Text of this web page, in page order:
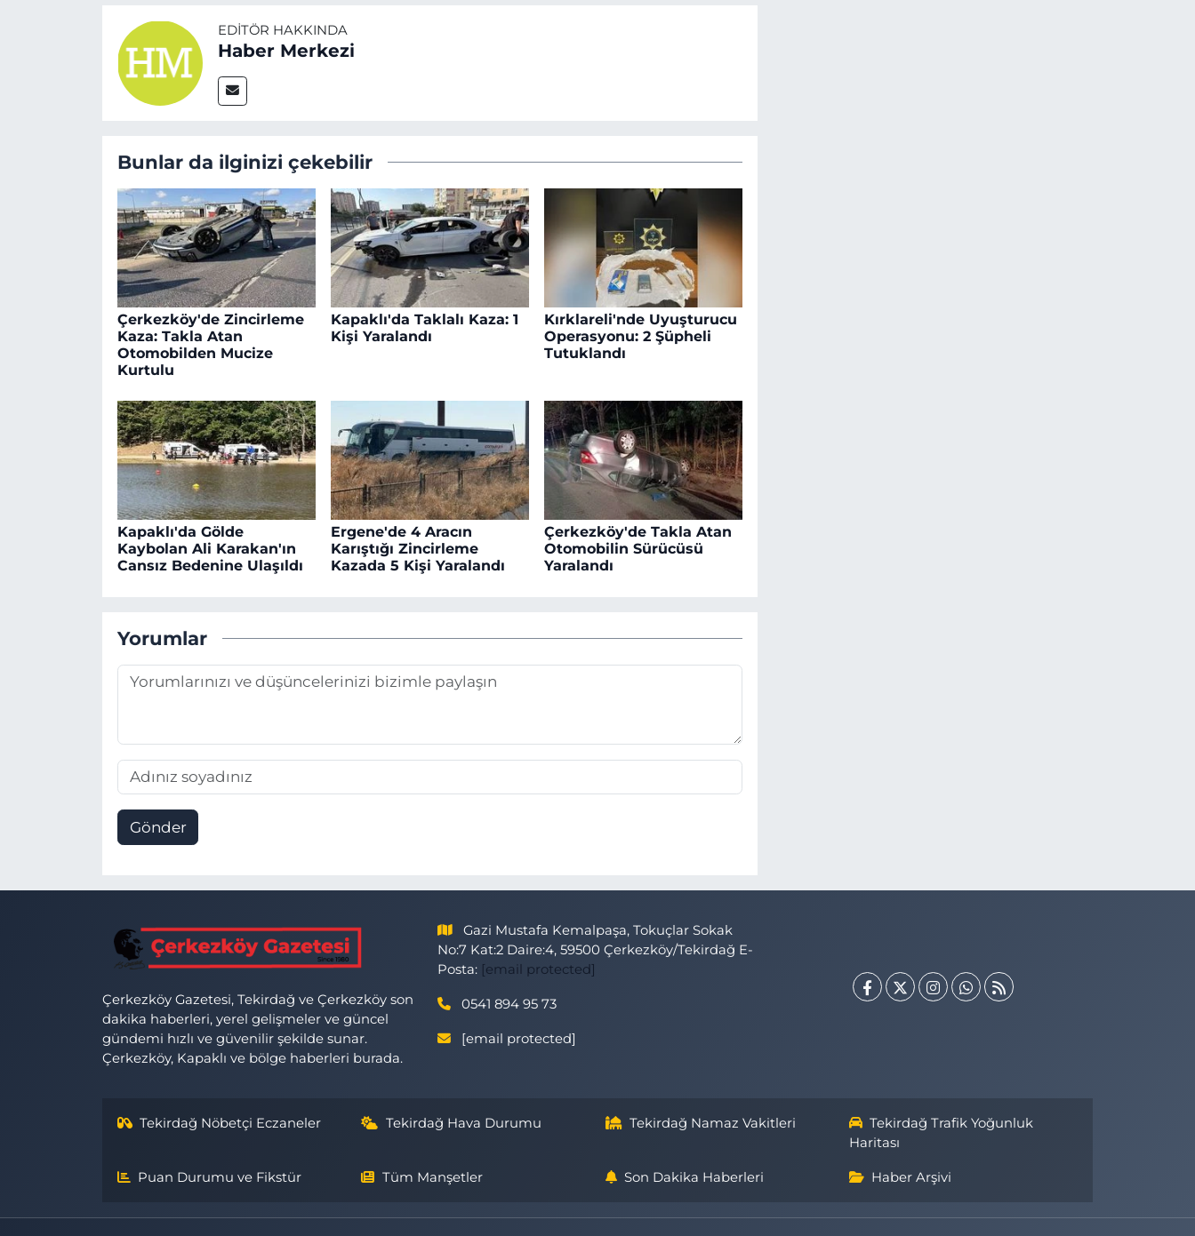
EDITÖR HAKKINDA
Haber Merkezi
Bunlar da ilginizi çekebilir
Çerkezköy'de Zincirleme
Kaza: Takla Atan
Otomobilden Mucize
Kurtulu
Kapaklı'da Taklalı Kaza: 1
Kişi Yaralandı
Kırklareli'nde Uyuşturucu
Operasyonu: 2 Şüpheli
Tutuklandı
Kapaklı'da Gölde
Kaybolan Ali Karakan'ın
Cansız Bedenine Ulaşıldı
Ergene'de 4 Aracın
Karıştığı Zincirleme
Kazada 5 Kişi Yaralandı
Çerkezköy'de Takla Atan
Otomobilin Sürücüsü
Yaralandı
Yorumlar
Gönder
Çerkezköy Gazetesi, Tekirdağ ve Çerkezköy son
dakika haberleri, yerel gelişmeler ve güncel
gündemi hızlı ve güvenilir şekilde sunar.
Çerkezköy, Kapaklı ve bölge haberleri burada.
Gazi Mustafa Kemalpaşa, Tokuçlar Sokak
No:7 Kat:2 Daire:4, 59500 Çerkezköy/Tekirdağ E-
Posta: [email protected]
0541 894 95 73
[email protected]
Tekirdağ Nöbetçi Eczaneler Tekirdağ Hava Durumu Tekirdağ Namaz Vakitleri
Tekirdağ Trafik Yoğunluk
Haritası
Puan Durumu ve Fikstür Tüm Manşetler Son Dakika Haberleri Haber Arşivi